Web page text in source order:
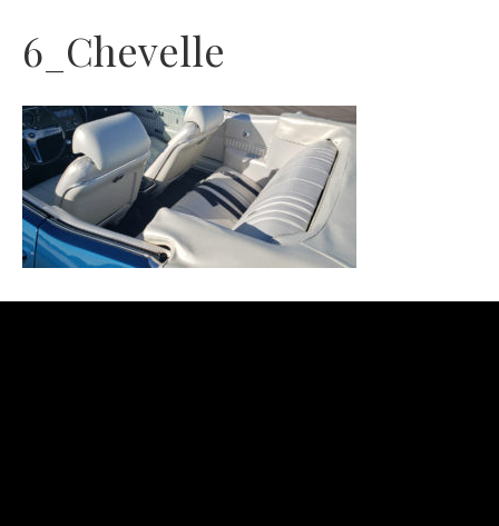
6_Chevelle